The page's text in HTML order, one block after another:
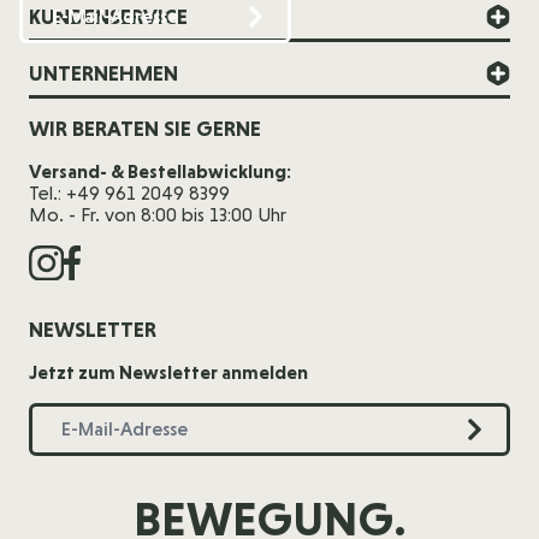
KUNDENSERVICE
UNTERNEHMEN
BEWEGUNG.
WIR BERATEN SIE GERNE
Versand- & Bestellabwicklung:
Tel.: +49 961 2049 8399
Mo. - Fr. von 8:00 bis 13:00 Uhr
NEWSLETTER
Jetzt zum Newsletter anmelden